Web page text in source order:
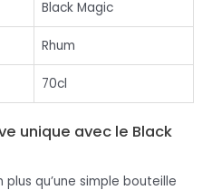
Black Magic
Rhum
70cl
unique avec le Black
plus qu’une simple bouteille